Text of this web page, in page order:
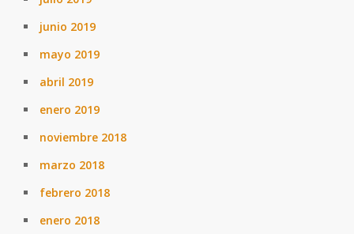
junio 2019
mayo 2019
abril 2019
enero 2019
noviembre 2018
marzo 2018
febrero 2018
enero 2018